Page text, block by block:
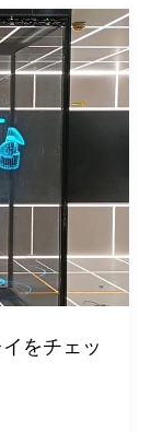
をチェッ